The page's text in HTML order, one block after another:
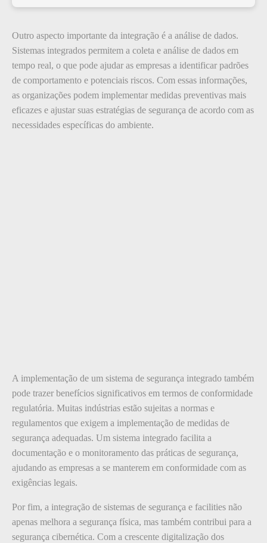
Outro aspecto importante da integração é a análise de dados.
Sistemas integrados permitem a coleta e análise de dados em
tempo real, o que pode ajudar as empresas a identificar padrões
de comportamento e potenciais riscos. Com essas informações,
as organizações podem implementar medidas preventivas mais
eficazes e ajustar suas estratégias de segurança de acordo com as
necessidades específicas do ambiente.
A implementação de um sistema de segurança integrado também
pode trazer benefícios significativos em termos de conformidade
regulatória. Muitas indústrias estão sujeitas a normas e
regulamentos que exigem a implementação de medidas de
segurança adequadas. Um sistema integrado facilita a
documentação e o monitoramento das práticas de segurança,
ajudando as empresas a se manterem em conformidade com as
exigências legais.
Por fim, a integração de sistemas de segurança e facilities não
apenas melhora a segurança física, mas também contribui para a
segurança cibernética. Com a crescente digitalização dos